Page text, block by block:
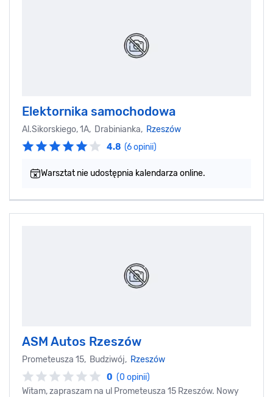
Elektornika samochodowa
Al.Sikorskiego, 1A, Drabinianka, Rzeszów
4.8 (6 opinii)
Warsztat nie udostępnia kalendarza online.
ASM Autos Rzeszów
Prometeusza 15, Budziwój, Rzeszów
0 (0 opinii)
Witam, zapraszam na ul Prometeusza 15 Rzeszów. Nowy